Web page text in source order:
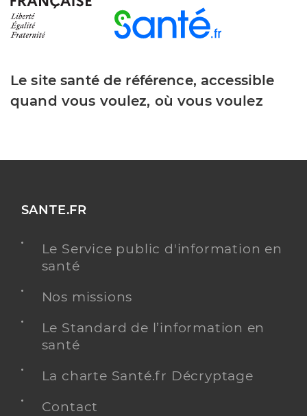
Le site santé de référence, accessible
quand vous voulez, où vous voulez
SANTE.FR
Le Service public d'information en
santé
Nos missions
Le Standard de l’information en
santé
La charte Santé.fr Décryptage
Contact